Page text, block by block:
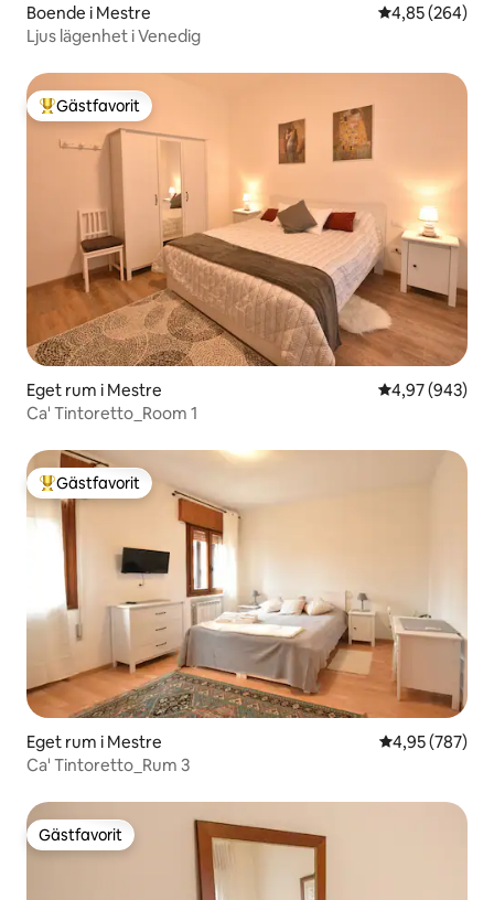
Boende i Mestre 4,85 av 5 i
4,85 (264)
Ljus lägenhet i Venedig
Populär gästfavorit
Gästfavorit
Eget rum i Mestre 4,97 av 5 i
4,97 (943)
Ca' Tintoretto_Room 1
Populär gästfavorit
Gästfavorit
Eget rum i Mestre 4,95 av 5 i
4,95 (787)
Ca' Tintoretto_Rum 3
Gästfavorit
Gästfavorit